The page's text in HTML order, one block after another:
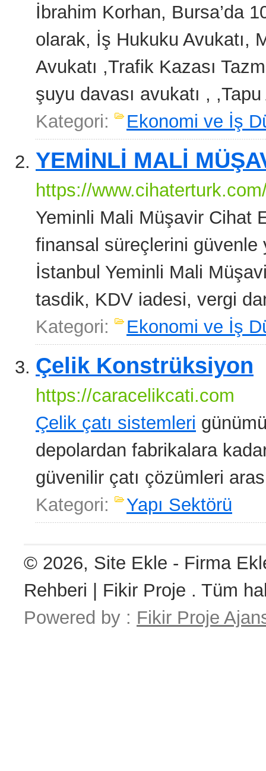
İbrahim Korhan, Bursa’da
olarak, İş Hukuku Avukatı,
Avukatı ,Trafik Kazası
şuyu davası avukatı ,
Kategori:
Ekonomi ve İş
YEMİNLİ MALİ
https://
Yeminli Mali Müşavir Cihat
finansal süreçlerini
İstanbul Yeminli Mali
tasdik, KDV iadesi, vergi
Kategori:
Ekonomi ve İş
Çelik Konstrüksiyon
https://caracelikcati.com
Çelik çatı sistemleri
depolardan fabrikalara
güvenilir çatı çözümleri
Kategori:
Yapı Sektörü
© 2026, Site Ekle - Firma
Rehberi | Fikir Proje . Tüm
Powered by : Fikir Proje